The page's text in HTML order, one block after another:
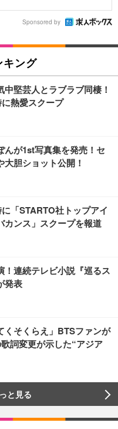
Sponsored by
キング
中堅芸人とラブラブ同棲！
熱愛スクープ
んが1st写真集を発売！セ
大胆ショット公開！
「STARTO社トップアイ
カンス」スクープを報道
！連続テレビ小説『巡るス
発表
くそくらえ」BTSファンが
詞変更が示した“アジア
と見る